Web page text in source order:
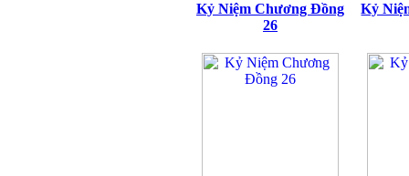
Kỷ Niệm Chương Đồng
26
Kỷ